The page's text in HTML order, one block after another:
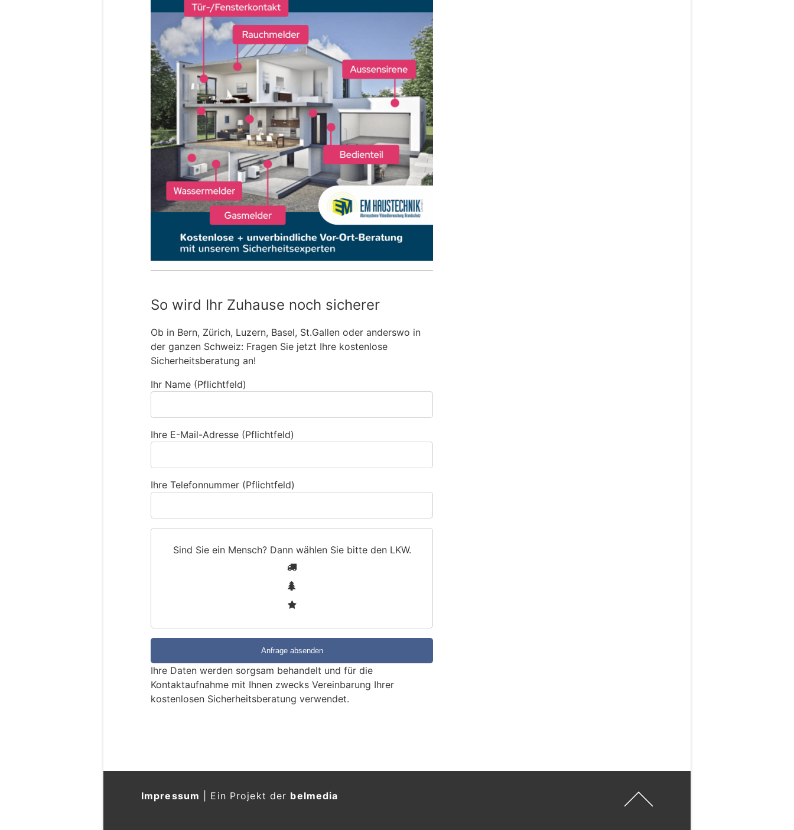
So wird Ihr Zuhause noch sicherer
Ob in Bern, Zürich, Luzern, Basel, St.Gallen oder anderswo in
der ganzen Schweiz: Fragen Sie jetzt Ihre kostenlose
Sicherheitsberatung an!
Ihr Name (Pflichtfeld)
Ihre E-Mail-Adresse (Pflichtfeld)
Ihre Telefonnummer (Pflichtfeld)
Sind Sie ein Mensch? Dann wählen Sie bitte den LKW.
e
i
n
M
Ihre Daten werden sorgsam behandelt und für die
Kontaktaufnahme mit Ihnen zwecks Vereinbarung Ihrer
kostenlosen Sicherheitsberatung verwendet.
Impressum Ein Projekt der belmedia